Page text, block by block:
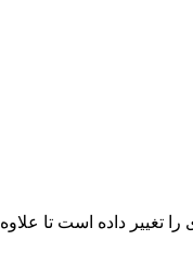
طور پیوسته برگه اشتراک‌گذاری